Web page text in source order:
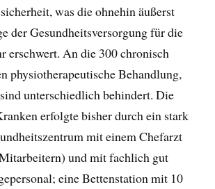
was die ohnehin äußerst
der Gesundheitsversorgung für die
erschwert. An die 300 chronisch
physiotherapeutische Behandlung,
unterschiedlich behindert. Die
erfolgte bisher durch ein stark
mit einem Chefarzt
und mit fachlich gut
eine Bettenstation mit 10